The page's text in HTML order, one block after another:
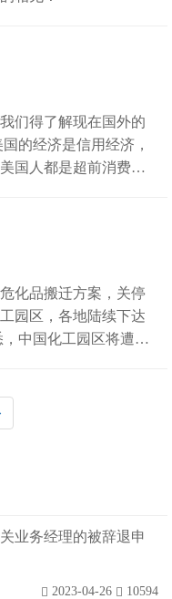
们得了解现在国外的
国人都是超前消费，
的人发产品，目前国
售的比较多，销售商
化品搬迁方案，关停
园区，各地陆续下达
业务经理的被辞退申
2023-04-26 10594